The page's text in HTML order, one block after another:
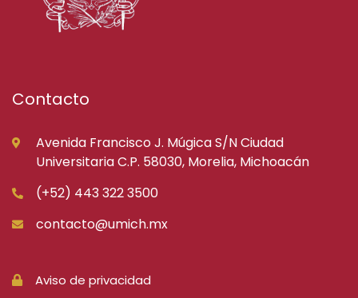
Contacto
Avenida Francisco J. Múgica S/N Ciudad
Universitaria C.P. 58030, Morelia, Michoacán
(+52) 443 322 3500
contacto@umich.mx
Aviso de privacidad